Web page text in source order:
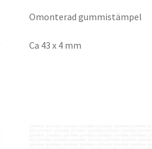
Omonterad gummistämpel
Ca 43 x 4 mm